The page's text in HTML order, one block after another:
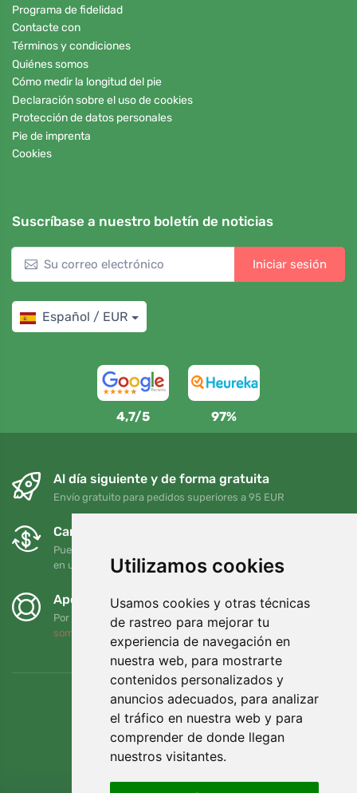
Utilizamos cookies
Usamos cookies y otras técnicas
de rastreo para mejorar tu
experiencia de navegación en
nuestra web, para mostrarte
contenidos personalizados y
anuncios adecuados, para analizar
el tráfico en nuestra web y para
comprender de donde llegan
nuestros visitantes.
Programa de fidelidad
Contacte con
Términos y condiciones
Quiénes somos
Cómo medir la longitud del pie
Declaración sobre el uso de cookies
Protección de datos personales
Pie de imprenta
Cookies
Suscríbase a nuestro boletín de noticias
Iniciar sesión
Español / EUR
4,7/5 97%
Al día siguiente y de forma gratuita
Envío gratuito para pedidos superiores a 95 EUR
Cambios y devoluciones gratuitos
Puede devolver o cambiar su pedido en cualquier momento
en un plazo de 90 días
Apoyamos a Trees.org
Por cada pedido plantamos un árbol. Leer más
somos